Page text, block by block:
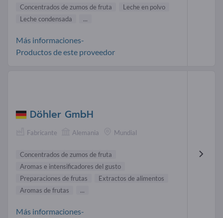
Concentrados de zumos de fruta
Leche en polvo
Leche condensada
...
Más informaciones-
Productos de este proveedor
Döhler GmbH
Fabricante Alemania Mundial
Concentrados de zumos de fruta
Aromas e intensificadores del gusto
Preparaciones de frutas
Extractos de alimentos
Aromas de frutas
...
Más informaciones-